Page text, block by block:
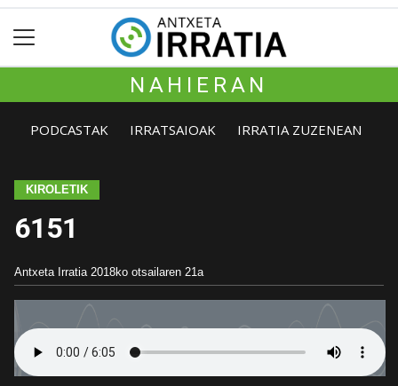
NAHIERAN
PODCASTAK IRRATSAIOAK IRRATIA ZUZENEAN
KIROLETIK
6151
Antxeta Irratia 2018ko otsailaren 21a